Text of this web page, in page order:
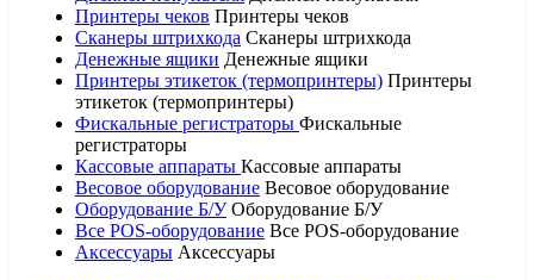
Принтеры чеков Принтеры чеков
Сканеры штрихкода Сканеры штрихкода
Денежные ящики Денежные ящики
Принтеры этикеток (термопринтеры) Принтеры
этикеток (термопринтеры)
Фискальные регистраторы Фискальные
регистраторы
Кассовые аппараты Кассовые аппараты
Весовое оборудование Весовое оборудование
Оборудование Б/У Оборудование Б/У
Все POS-оборудование Все POS-оборудование
Аксессуары Аксессуары